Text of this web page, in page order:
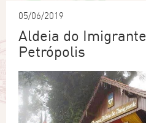
05/06/2019
Aldeia do
Petrópolis